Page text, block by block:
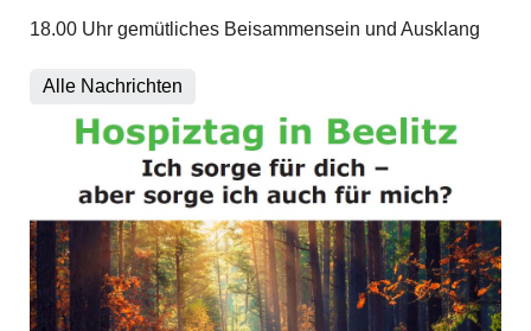
18.00 Uhr gemütliches Beisammensein und Ausklang
Alle Nachrichten